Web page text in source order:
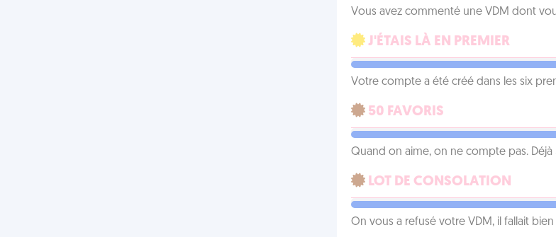
Vous avez commenté une VDM dont
J'ÉTAIS LÀ EN PREMIER
Votre compte a été créé dans les six
50 FAVORIS
Quand on aime, on ne compte pas. Déjà
LOT DE CONSOLATION
On vous a refusé votre VDM, il fallait